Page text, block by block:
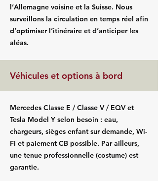
l’Allemagne voisine et la Suisse. Nous
surveillons la circulation en temps réel afin
d’optimiser l’itinéraire et d’anticiper les
aléas.
Véhicules et options à bord
Mercedes Classe E / Classe V / EQV et
Tesla Model Y selon besoin : eau,
chargeurs, sièges enfant sur demande, Wi-
Fi et paiement CB possible. Par ailleurs,
une tenue professionnelle (costume) est
garantie.